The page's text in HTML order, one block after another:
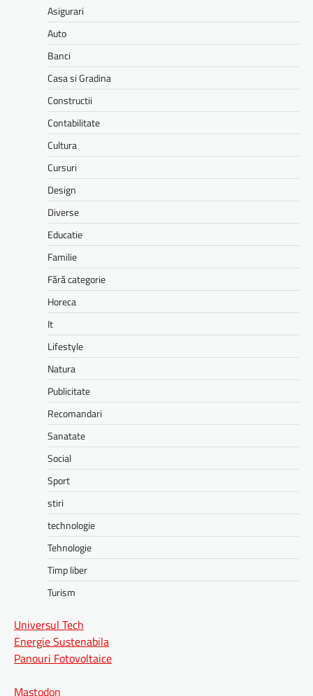
Asigurari
Auto
Banci
Casa si Gradina
Constructii
Contabilitate
Cultura
Cursuri
Design
Diverse
Educatie
Familie
Fără categorie
Horeca
It
Lifestyle
Natura
Publicitate
Recomandari
Sanatate
Social
Sport
stiri
technologie
Tehnologie
Timp liber
Turism
Universul Tech
Energie Sustenabila
Panouri Fotovoltaice
Mastodon